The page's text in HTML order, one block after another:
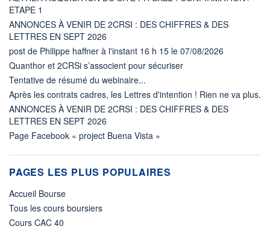
ETAPE 1
ANNONCES À VENIR DE 2CRSI : DES CHIFFRES & DES
LETTRES EN SEPT 2026
post de Philippe haffner à l'instant 16 h 15 le 07/08/2026
Quanthor et 2CRSi s’associent pour sécuriser
Tentative de résumé du webinaire...
Après les contrats cadres, les Lettres d'intention ! Rien ne va plus.
ANNONCES À VENIR DE 2CRSI : DES CHIFFRES & DES
LETTRES EN SEPT 2026
Page Facebook « project Buena Vista »
PAGES LES PLUS POPULAIRES
Accueil Bourse
Tous les cours boursiers
Cours CAC 40